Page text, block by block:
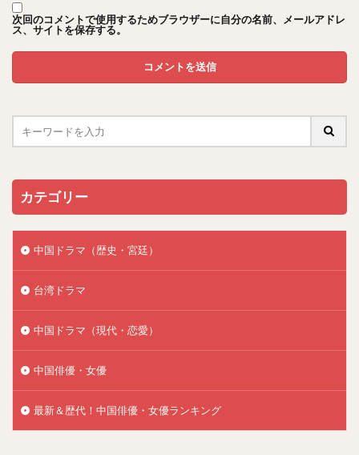
次回のコメントで使用するためブラウザーに自分の名前、メールアドレ
ス、サイトを保存する。
カテゴリー
中国ドラマ（歴史・宮廷）
台湾ドラマ
中国ドラマ（現代・恋愛）
中国俳優・女優
最新＆歴代！中国俳優・女優ランキング